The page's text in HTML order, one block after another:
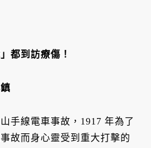
都到訪療傷！
手線電車事故，1917 年為了
故而身心靈受到重大打擊的